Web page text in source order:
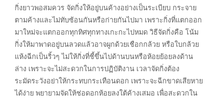
กิ่งยาวพอสมควร จัดกิ่งให้อยู่บนค้างอย่างเป็นระเบียบ กระจาย
ตามค้างและไม่ทับซ้อนกันหรือก่ายกันไปมา เพราะกิ่งที่แตกออก
มาใหม่จะแตกออกทุกทิศทุกทางเกะกะไปหมด วิธีจัดกิ่งคือ โน้ม
กิ่งให้มาพาดอยู่บนลวดแล้วอาจผูกด้วยเชือกกล้วย หรือใบกล้วย
แห้งฉีกเป็นริ้วๆ ไม่ให้กิ่งที่ชี้ขึ้นไปด้านบนหรือห้อยย้อยลงด้าน
ล่าง เพราะจะไม่สะดวกในการปฏิบัติงาน เวลาจัดกิ่งต้อง
ระมัดระวังอย่าให้กระทบกระเทือนดอก เพราะจะฉีกขาดเสียหาย
ได้ง่าย พยายามจัดให้ช่อดอกห้อยลงใต้ค้างเสมอ เพื่อสะดวกใน